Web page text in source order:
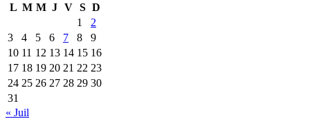
L M M J V S D
1
2
3
4 5 6 7 8
9
10 11 12 13 14 15 16
17 18 19 20 21 22 23
24 25 26 27 28 29 30
31
« Juil